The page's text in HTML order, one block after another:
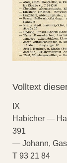
Volltext
IX
Habicher —
391
— Johann,
T 93 21 84